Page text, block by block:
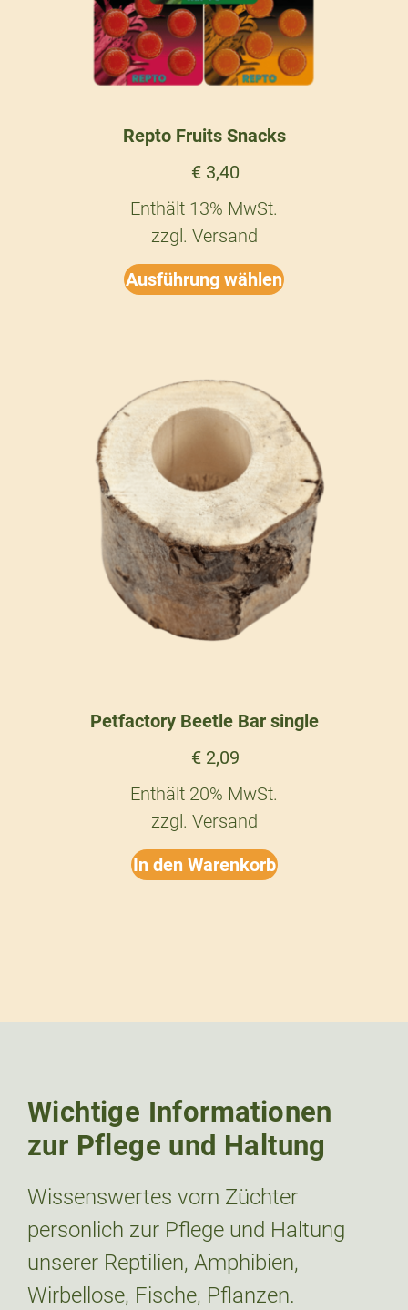
Repto Fruits Snacks
€ 3,40
Enthält 13% MwSt.
zzgl. Versand
Ausführung wählen
Petfactory Beetle Bar single
€ 2,09
Enthält 20% MwSt.
zzgl. Versand
In den Warenkorb
Wichtige Informationen
zur Pflege und Haltung
Wissenswertes vom Züchter
personlich zur Pflege und Haltung
unserer Reptilien, Amphibien,
Wirbellose, Fische, Pflanzen.